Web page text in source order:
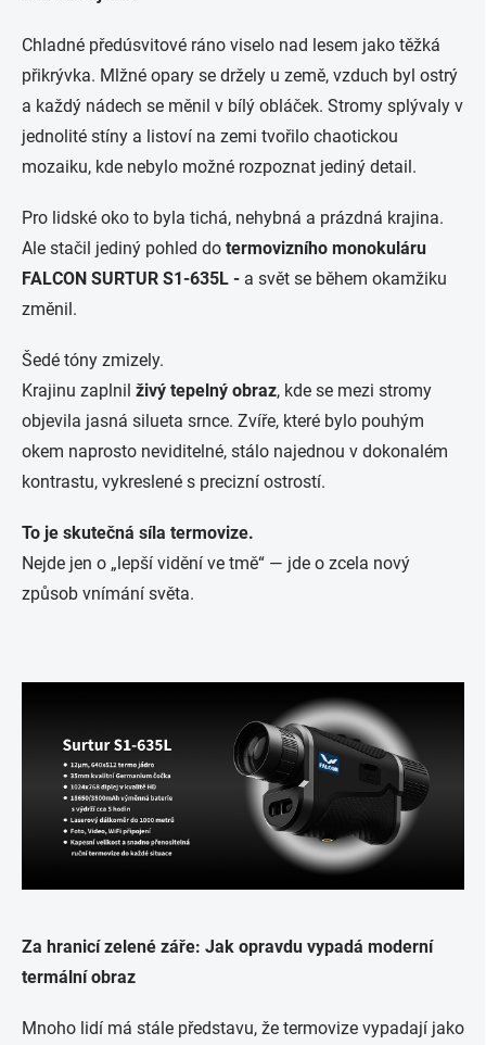
Chladné předúsvitové ráno viselo nad lesem jako těžká
přikrývka. Mlžné opary se držely u země, vzduch byl ostrý
a každý nádech se měnil v bílý obláček. Stromy splývaly v
jednolité stíny a listoví na zemi tvořilo chaotickou
mozaiku, kde nebylo možné rozpoznat jediný detail.
Pro lidské oko to byla tichá, nehybná a prázdná krajina.
Ale stačil jediný pohled do termovizního monokuláru
FALCON SURTUR S1-635L - a svět se během okamžiku
změnil.
Šedé tóny zmizely.
Krajinu zaplnil živý tepelný obraz, kde se mezi stromy
objevila jasná silueta srnce. Zvíře, které bylo pouhým
okem naprosto neviditelné, stálo najednou v dokonalém
kontrastu, vykreslené s precizní ostrostí.
To je skutečná síla termovize.
Nejde jen o „lepší vidění ve tmě“ — jde o zcela nový
způsob vnímání světa.
Za hranicí zelené záře: Jak opravdu vypadá moderní
termální obraz
Mnoho lidí má stále představu, že termovize vypadají jako